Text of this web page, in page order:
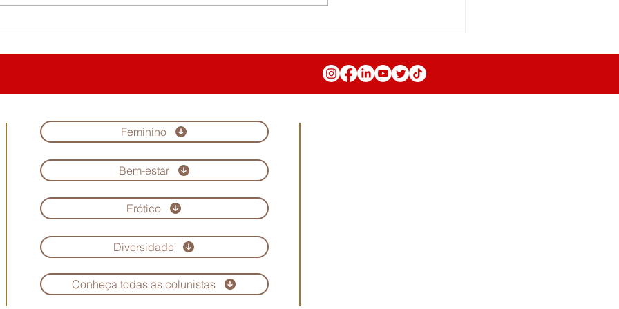
Feminino
Bem-estar
Erótico
Diversidade
Conheça todas as colunistas